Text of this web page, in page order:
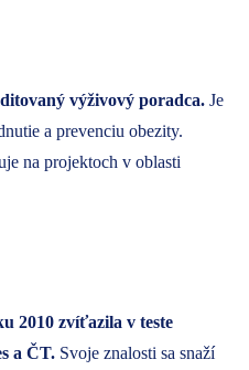
výživový poradca. Je
a prevenciu obezity.
na projektoch v oblasti
2010 zvíťazila v teste
a ČT. Svoje znalosti sa snaží